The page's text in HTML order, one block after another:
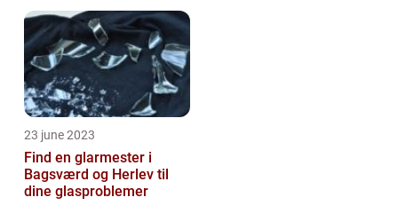
23 june 2023
Find en glarmester i
Bagsværd og Herlev til
dine glasproblemer